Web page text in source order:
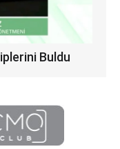
Buldu